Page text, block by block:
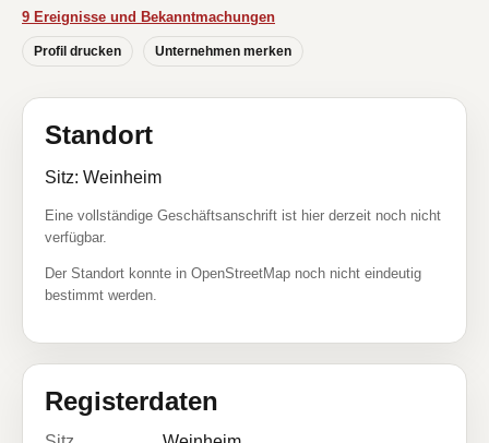
9 Ereignisse und Bekanntmachungen
Profil drucken Unternehmen merken
Standort
Sitz: Weinheim
Eine vollständige Geschäftsanschrift ist hier derzeit noch nicht
verfügbar.
Der Standort konnte in OpenStreetMap noch nicht eindeutig
bestimmt werden.
Registerdaten